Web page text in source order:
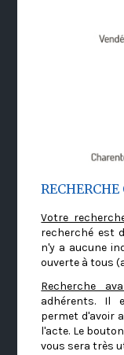
RECHERCHE
Votre
recherché est
n'y a aucune
ouverte à tous
Recherche
adhérents. Il
permet d'avoir
l'acte. Le
vous sera très